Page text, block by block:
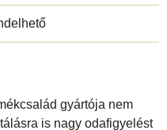
gyártója nem
is nagy odafigyelést